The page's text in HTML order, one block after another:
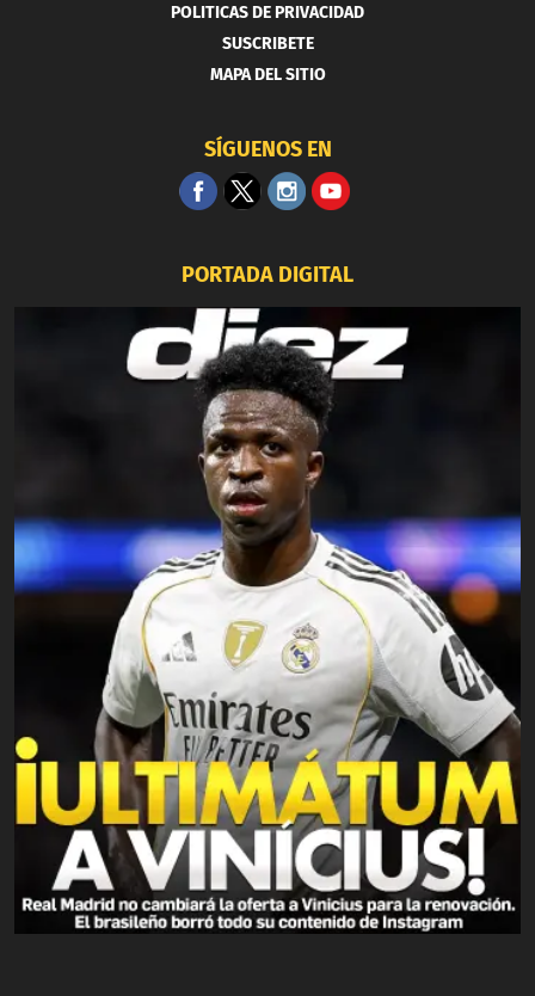
POLITICAS DE PRIVACIDAD
SUSCRIBETE
MAPA DEL SITIO
SÍGUENOS EN
PORTADA DIGITAL